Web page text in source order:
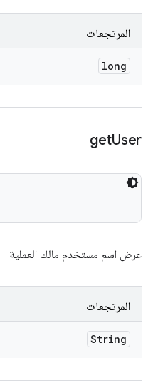
المرتجعات
long
getUser
عرض اسم مستخدم مالك العملية
المرتجعات
String